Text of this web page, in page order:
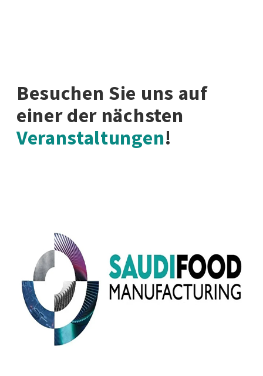
Besuchen Sie uns auf
einer der nächsten
Veranstaltungen!